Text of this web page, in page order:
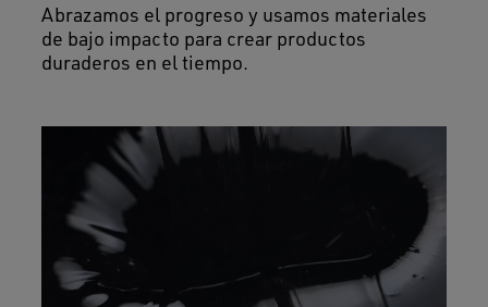
Abrazamos el progreso y usamos materiales
de bajo impacto para crear productos
duraderos en el tiempo.